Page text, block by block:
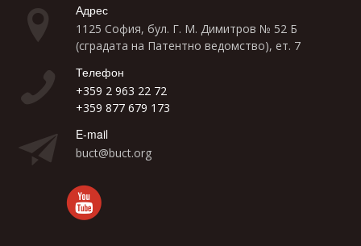
Адрес
1125 София, бул. Г. М. Димитров № 52 Б
(сградата на Патентно ведомство), ет. 7
Телефон
+359 2 963 22 72
+359 877 679 173
E-mail
buct@buct.org